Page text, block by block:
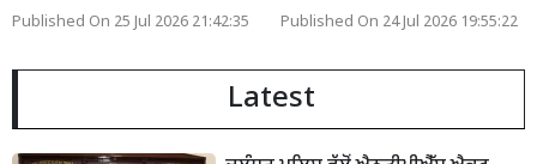
Published On 25 Jul 2026 21:42:35 Published On 24 Jul 2026 19:55:22
Latest